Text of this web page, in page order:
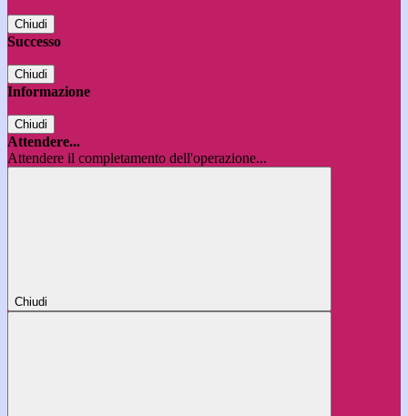
Chiudi
Successo
Chiudi
Informazione
Chiudi
Attendere...
Attendere il completamento dell'operazione...
Chiudi